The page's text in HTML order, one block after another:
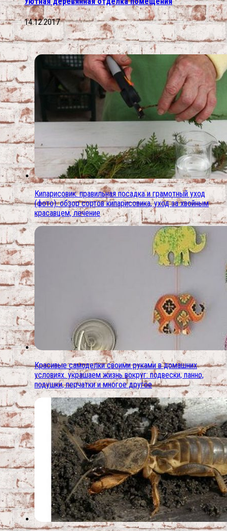
14.12.2017
Кипарисовик: правильная посадка и грамотный уход
(фото). обзор сортов кипарисовика, уход за хвойным
красавцем, лечение
Красивые самоделки своими руками в домашних
условиях. украшаем жизнь вокруг: подвески, панно,
подушки, перчатки и многое другое